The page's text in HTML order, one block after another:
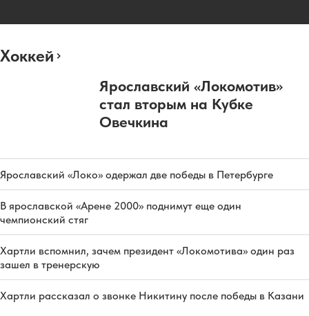
Хоккей
Ярославский «Локомотив»
стал вторым на Кубке
Овечкина
Ярославский «Локо» одержал две победы в Петербурге
В ярославской «Арене 2000» поднимут еще один
чемпионский стяг
Хартли вспомнил, зачем президент «Локомотива» один раз
зашел в тренерскую
Хартли рассказал о звонке Никитину после победы в Казани